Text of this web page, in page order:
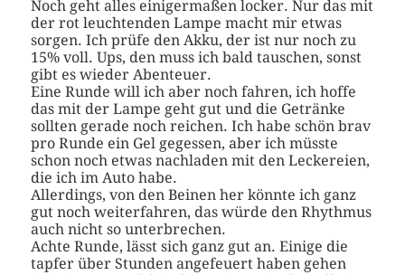
Noch geht alles einigermaßen locker. Nur das mit
der rot leuchtenden Lampe macht mir etwas
sorgen. Ich prüfe den Akku, der ist nur noch zu
15% voll. Ups, den muss ich bald tauschen, sonst
gibt es wieder Abenteuer.
Eine Runde will ich aber noch fahren, ich hoffe
das mit der Lampe geht gut und die Getränke
sollten gerade noch reichen. Ich habe schön brav
pro Runde ein Gel gegessen, aber ich müsste
schon noch etwas nachladen mit den Leckereien,
die ich im Auto habe.
Allerdings, von den Beinen her könnte ich ganz
gut noch weiterfahren, das würde den Rhythmus
auch nicht so unterbrechen.
Achte Runde, lässt sich ganz gut an. Einige die
tapfer über Stunden angefeuert haben gehen